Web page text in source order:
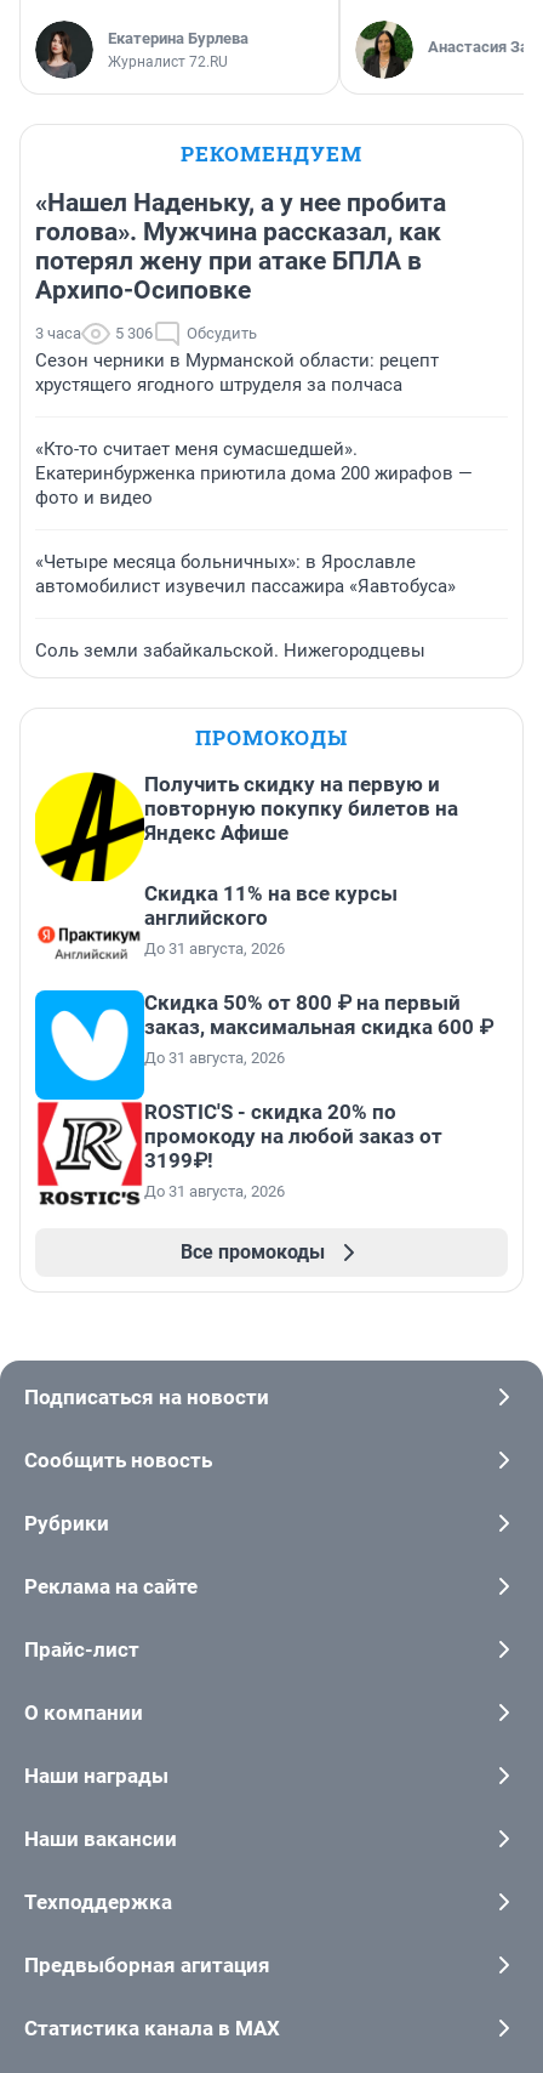
Екатерина Бурлева
Журналист 72.RU
Анастасия
РЕКОМЕНДУЕМ
«Нашел Наденьку, а у нее пробита
голова». Мужчина рассказал, как
потерял жену при атаке БПЛА в
Архипо-Осиповке
3 часа 5 306 Обсудить
Сезон черники в Мурманской области: рецепт
хрустящего ягодного штруделя за полчаса
«Кто-то считает меня сумасшедшей».
Екатеринбурженка приютила дома 200 жирафов —
фото и видео
«Четыре месяца больничных»: в Ярославле
автомобилист изувечил пассажира «Яавтобуса»
Соль земли забайкальской. Нижегородцевы
ПРОМОКОДЫ
Получить скидку на первую и
повторную покупку билетов на
Яндекс Афише
Скидка 11% на все курсы
английского
До 31 августа, 2026
Скидка 50% от 800 ₽ на первый
заказ, максимальная скидка 600 ₽
До 31 августа, 2026
ROSTIC'S - скидка 20% по
промокоду на любой заказ от
3199₽!
До 31 августа, 2026
Все промокоды
Подписаться на новости
Сообщить новость
Рубрики
Реклама на сайте
Прайс-лист
О компании
Наши награды
Наши вакансии
Техподдержка
Предвыборная агитация
Статистика канала в MAX